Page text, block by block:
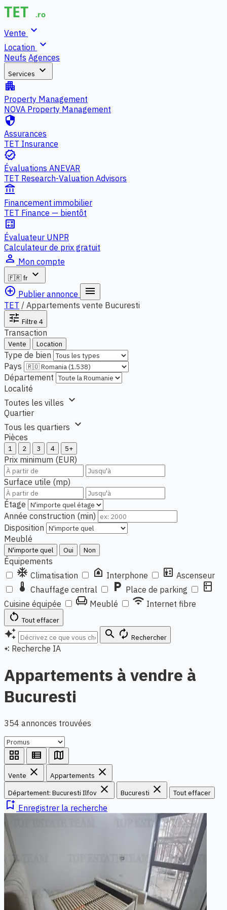
Vente expand_more
Location expand_more
Neufs Agences
Services expand_more
apartment
Property Management
NOVA Property Management
security
Assurances
TET Insurance
verified
Évaluations ANEVAR
TET Research-Valuation Advisors
account_balance
Financement immobilier
TET Finance — bientôt
calculate
Évaluateur UNPR
Calculateur de prix gratuit
person_outline Mon compte
🇫🇷 fr
expand_more
add_circle_outline Publier annonce menu
TET / Appartements vente Bucuresti
tune Filtre 4
Transaction
Vente Location
Type de bien
Pays
Département
Localité
Toutes les villes expand_more
Quartier
Tous les quartiers expand_more
Pièces
1 2 3 4 5+
Prix minimum (EUR)
Surface utile (mp)
Étage
Année construction (min)
Disposition
Meublé
N'importe quel Oui Non
Équipements
ac_unit Climatisation doorbell Interphone elevator Ascenseur
thermostat Chauffage central local_parking Place de parking kitchen
Cuisine équipée chair Meublé wifi Internet fibre
restart_alt Tout effacer
auto_awesome search autorenew Rechercher
auto_awesome Recherche IA
Appartements à vendre à
Bucuresti
354 annonces trouvées
grid_view view_list map
Vente close Appartements close
Département: Bucuresti Ilfov close Bucuresti close Tout effacer
bookmark_add Enregistrer la recherche